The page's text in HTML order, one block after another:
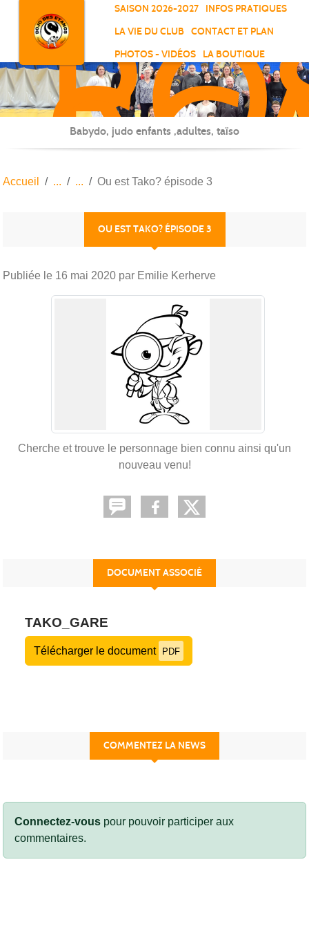
SAISON 2026-2027
INFOS PRATIQUES
LA VIE DU CLUB
CONTACT ET PLAN
PHOTOS - VIDÉOS
LA BOUTIQUE
-
-
Babydo, judo enfants ,adultes, taïso
Accueil Ou est Tako? épisode 3
OU EST TAKO? ÉPISODE 3
Publiée le 16 mai 2020 par Emilie Kerherve
Cherche et trouve le personnage bien connu ainsi qu'un
nouveau venu!
DOCUMENT ASSOCIÉ
TAKO_GARE
Télécharger le document PDF
COMMENTEZ LA NEWS
Connectez-vous pour pouvoir participer aux
commentaires.
Panneau de gestion des cookies